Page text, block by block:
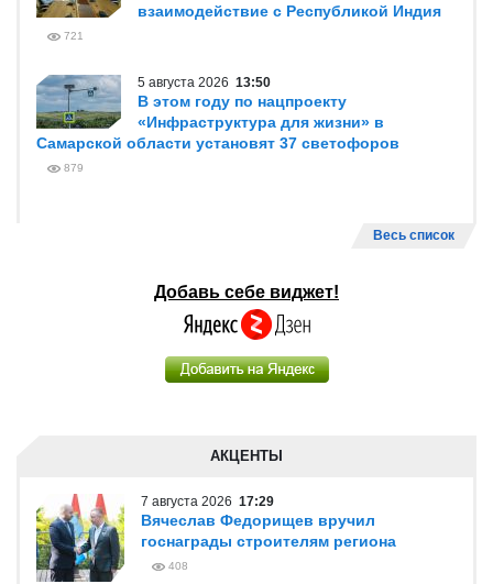
взаимодействие с Республикой Индия
721
5 августа 2026 13:50
В этом году по нацпроекту
«Инфраструктура для жизни» в
Самарской области установят 37 светофоров
879
Весь список
Добавь себе виджет!
АКЦЕНТЫ
7 августа 2026 17:29
Вячеслав Федорищев вручил
госнаграды строителям региона
408